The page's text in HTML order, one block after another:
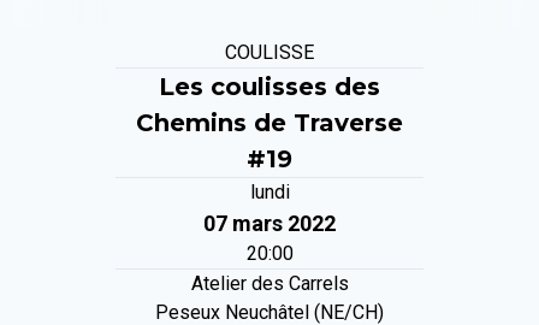
COULISSE
Les coulisses des
Chemins de Traverse
#19
lundi
07 mars 2022
20:00
Atelier des Carrels
Peseux Neuchâtel (NE/CH)